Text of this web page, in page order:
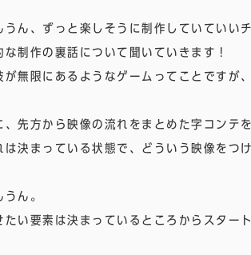
ん、ずっと楽しそうに制作していていい
制作の裏話について聞いていきます！
が無限にあるようなゲームってことです
先方から映像の流れをまとめた字コンテ
決まっている状態で、どういう映像をつ
ん。
い要素は決まっているところからスター